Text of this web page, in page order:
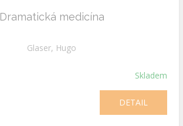
Dramatická medicína
Glaser, Hugo
Skladem
DETAIL